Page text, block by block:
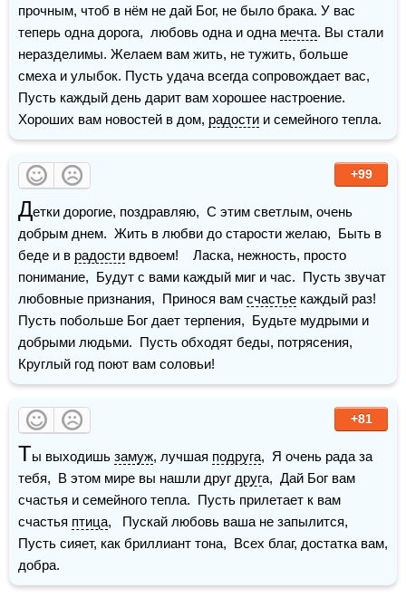
прочным, чтоб в нём не дай Бог, не было брака. У вас
теперь одна дорога,  любовь одна и одна мечта. Вы стали
неразделимы. Желаем вам жить, не тужить, больше
смеха и улыбок. Пусть удача всегда сопровождает вас,
Пусть каждый день дарит вам хорошее настроение.
Хороших вам новостей в дом, радости и семейного тепла.
+99
Детки дорогие, поздравляю,  С этим светлым, очень
добрым днем.  Жить в любви до старости желаю,  Быть в
беде и в радости вдвоем!    Ласка, нежность, просто
понимание,  Будут с вами каждый миг и час.  Пусть звучат
любовные признания,  Принося вам счастье каждый раз!
Пусть побольше Бог дает терпения,  Будьте мудрыми и
добрыми людьми.  Пусть обходят беды, потрясения,
Круглый год поют вам соловьи!
+81
Ты выходишь замуж, лучшая подруга,  Я очень рада за
тебя,  В этом мире вы нашли друг друга,  Дай Бог вам
счастья и семейного тепла.  Пусть прилетает к вам
счастья птица,   Пускай любовь ваша не запылится,
Пусть сияет, как бриллиант тона,  Всех благ, достатка вам,
добра.